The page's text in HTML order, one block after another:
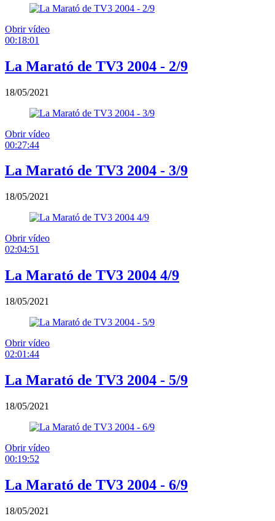
Obrir vídeo
00:18:01
La Marató de TV3 2004 - 2/9
18/05/2021
Obrir vídeo
00:27:44
La Marató de TV3 2004 - 3/9
18/05/2021
Obrir vídeo
02:04:51
La Marató de TV3 2004 4/9
18/05/2021
Obrir vídeo
02:01:44
La Marató de TV3 2004 - 5/9
18/05/2021
Obrir vídeo
00:19:52
La Marató de TV3 2004 - 6/9
18/05/2021